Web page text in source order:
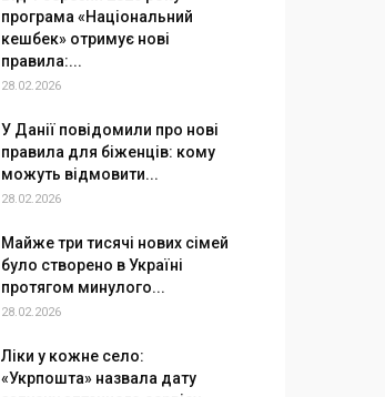
програма «Національний
кешбек» отримує нові
правила:...
28.02.2026
У Данії повідомили про нові
правила для біженців: кому
можуть відмовити...
28.02.2026
Майже три тисячі нових сімей
було створено в Україні
протягом минулого...
28.02.2026
Ліки у кожне село:
«Укрпошта» назвала дату